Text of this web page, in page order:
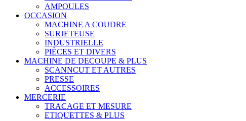
AMPOULES
OCCASION
MACHINE A COUDRE
SURJETEUSE
INDUSTRIELLE
PIÈCES ET DIVERS
MACHINE DE DECOUPE & PLUS
SCANNCUT ET AUTRES
PRESSE
ACCESSOIRES
MERCERIE
TRACAGE ET MESURE
ETIQUETTES & PLUS